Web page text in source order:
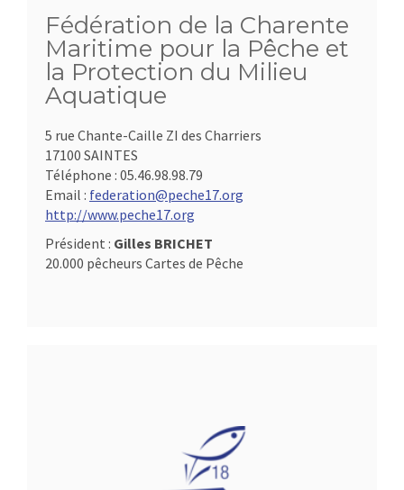
Fédération de la Charente
Maritime pour la Pêche et
la Protection du Milieu
Aquatique
5 rue Chante-Caille ZI des Charriers
17100 SAINTES
Téléphone : 05.46.98.98.79
Email : federation@peche17.org
http://www.peche17.org
Président : Gilles BRICHET
20.000 pêcheurs Cartes de Pêche